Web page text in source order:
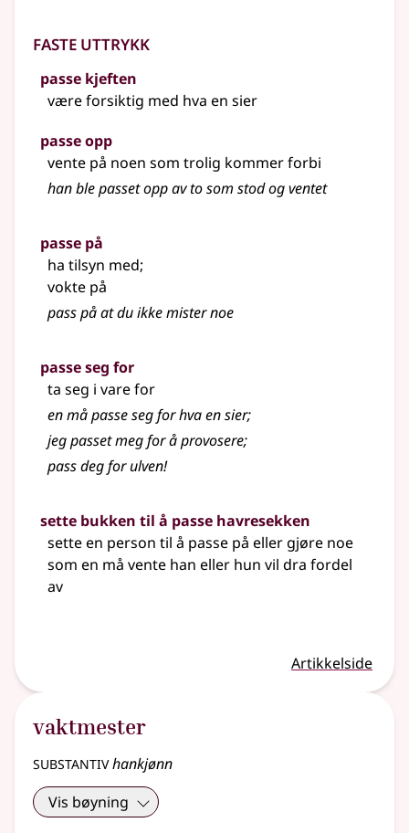
Faste uttrykk
passe kjeften
være forsiktig med hva en sier
passe opp
vente på noen som trolig kommer forbi
han ble passet opp av to som stod og ventet
passe på
ha tilsyn med;
vokte på
pass på at du ikke mister noe
passe seg for
ta seg i vare for
en må passe seg for hva en sier;
jeg passet meg for å provosere;
pass deg for ulven!
sette bukken til å passe havresekken
sette en person til å passe på eller gjøre noe
som en må vente han eller hun vil dra fordel
av
Artikkelside
vaktmester
substantivhankjønn
Vis bøyning